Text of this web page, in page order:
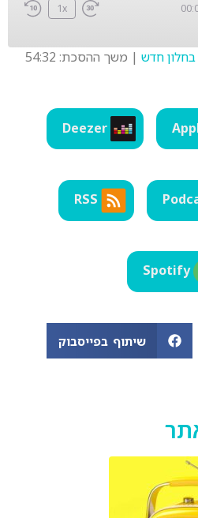
1x
חדש | משך ההסכת: 54:32
Deezer
RSS
Spotify
שיתוף בפייסבוק